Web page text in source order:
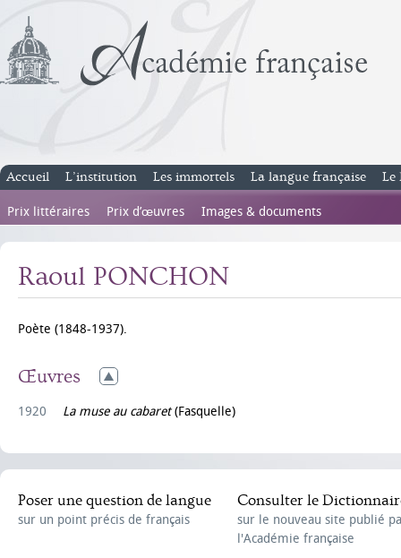
Accueil L’institution Les immortels La langue française Le
Prix littéraires Prix d’œuvres Images & documents
Raoul PONCHON
Poète (1848-1937).
Œuvres
1920 La muse au cabaret(Fasquelle)
Poser une question de langue
sur un point précis de français
Consulter le
sur le nouveau site publié
l'Académie française